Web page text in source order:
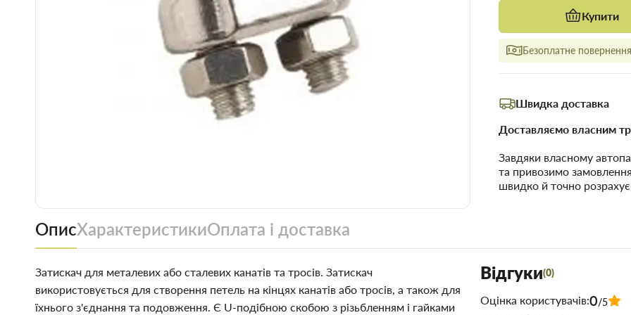
Купити
Безоплатне
Швидка доставка
Доставляємо власним
Завдяки власному
та привозимо
швидко й точно
ОписХарактеристикиОплата і доставка
Затискач для металевих або сталевих канатів та тросів. Затискач
використовується для створення петель на кінцях канатів або тросів, а також для
їхнього з'єднання та подовження. Є U-подібною скобою з різьбленням і гайками
Відгуки(0)
Оцінка користувачів:0/5